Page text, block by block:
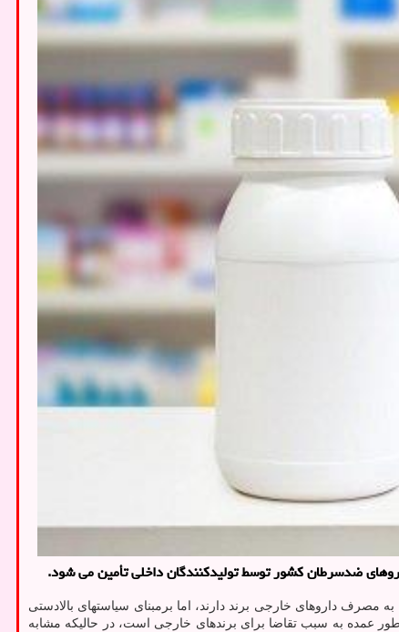
به مصرف داروهای خارجی برند دارند، اما برمبنای سیاستهای بالادستی
عمده به سبب تقاضا برای برندهای خارجی است، در حالیکه مشابه